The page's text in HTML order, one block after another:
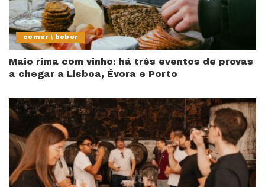
comer \ beber
Maio rima com vinho: há três eventos de provas
a chegar a Lisboa, Évora e Porto